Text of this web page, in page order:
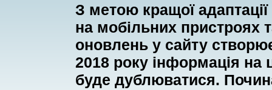
З метою кращої
на мобільних пристроях
оновлень у сайту
2018 року інформація на
буде дублюватися.